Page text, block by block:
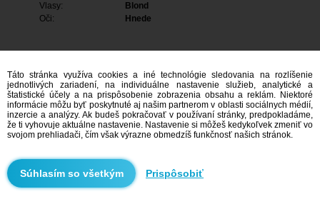
Vlasy:
Blond
Oči:
Hnede
Mám záujem
Táto stránka využíva cookies a iné technológie sledovania na rozlíšenie
jednotlivých zariadení, na individuálne nastavenie služieb, analytické a
štatistické účely a na prispôsobenie zobrazenia obsahu a reklám. Niektoré
informácie môžu byť poskytnuté aj našim partnerom v oblasti sociálnych médií,
inzercie a analýzy. Ak budeš pokračovať v používaní stránky, predpokladáme,
že ti vyhovuje aktuálne nastavenie. Nastavenie si môžeš kedykoľvek zmeniť vo
svojom prehliadači, čím však výrazne obmedzíš funkčnosť našich stránok.
Prispôsobiť